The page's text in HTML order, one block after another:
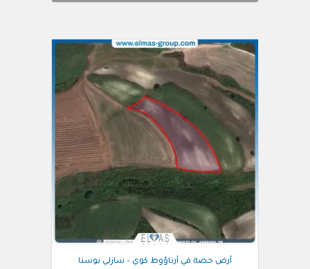
أرض حصة في أرناؤوط كوي – سازلي بوسنا